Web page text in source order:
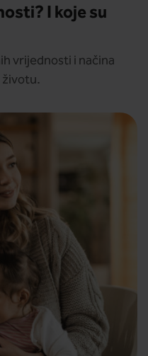
I koje su
vrijednosti i načina